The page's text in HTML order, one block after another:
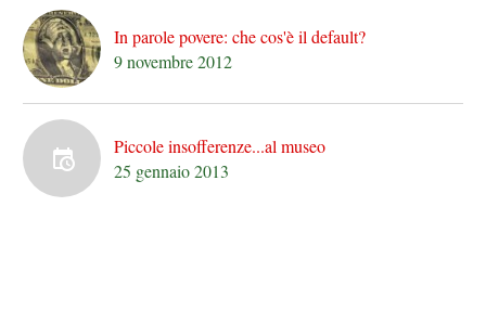
In parole povere: che cos'è il default?
9 novembre 2012
Piccole insofferenze...al museo
25 gennaio 2013